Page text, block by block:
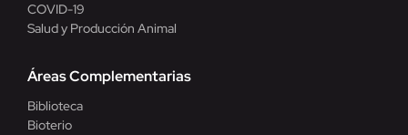
COVID-19
Salud y Producción Animal
Áreas Complementarias
Biblioteca
Bioterio